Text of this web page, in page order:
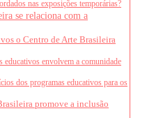
nas exposições temporárias?
se relaciona com a
o Centro de Arte Brasileira
educativos envolvem a comunidade
dos programas educativos para os
promove a inclusão